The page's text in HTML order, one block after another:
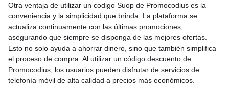
Otra ventaja de utilizar un codigo Suop de Promocodius es la
conveniencia y la simplicidad que brinda. La plataforma se
actualiza continuamente con las últimas promociones,
asegurando que siempre se disponga de las mejores ofertas.
Esto no solo ayuda a ahorrar dinero, sino que también simplifica
el proceso de compra. Al utilizar un código descuento de
Promocodius, los usuarios pueden disfrutar de servicios de
telefonía móvil de alta calidad a precios más económicos.